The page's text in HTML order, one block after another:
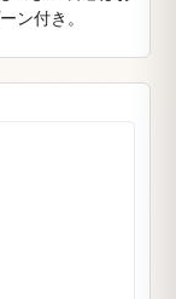
ン付き。